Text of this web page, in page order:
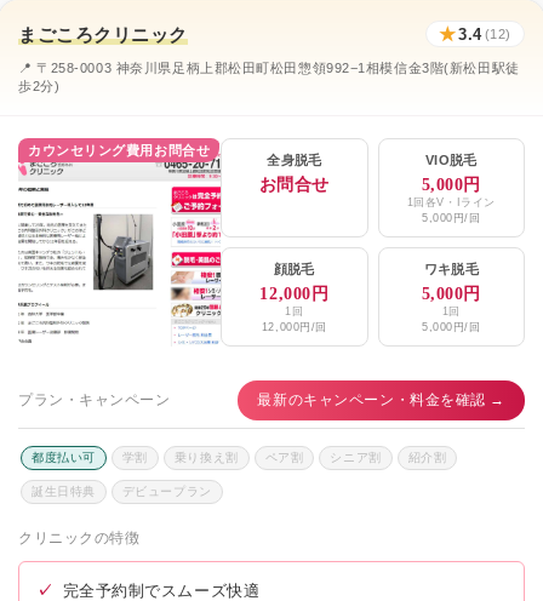
まごころクリニック ★3.4(12)
📍 〒258-0003 神奈川県足柄上郡松田町松田惣領992−1相模信金3階(新松田駅徒
歩2分)
カウンセリング費用お問合せ
全身脱毛
お問合せ
VIO脱毛
5,000円
1回各V・Iライン
5,000円/回
顔脱毛
12,000円
1回
12,000円/回
ワキ脱毛
5,000円
1回
5,000円/回
プラン・キャンペーン 最新のキャンペーン・料金を確認 →
都度払い可 学割 乗り換え割 ペア割 シニア割 紹介割
誕生日特典 デビュープラン
クリニックの特徴
✓ 完全予約制でスムーズ快適